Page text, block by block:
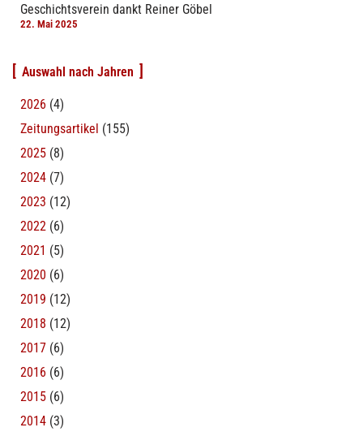
Geschichtsverein dankt Reiner Göbel
22. Mai 2025
Auswahl nach Jahren
2026 (4)
Zeitungsartikel (155)
2025 (8)
2024 (7)
2023 (12)
2022 (6)
2021 (5)
2020 (6)
2019 (12)
2018 (12)
2017 (6)
2016 (6)
2015 (6)
2014 (3)